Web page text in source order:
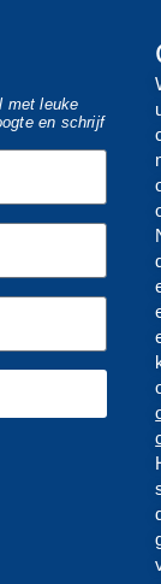
met leuke
en schrijf